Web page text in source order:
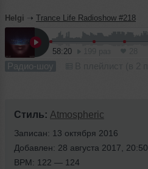
Helgi ➝ Trance Life Radioshow #218
58:20
Радио-шоу
Стиль: Atmospheric
Записан: 13 октября 2016
Добавлен: 28 августа 2017, 20:50
BPM: 122 — 124